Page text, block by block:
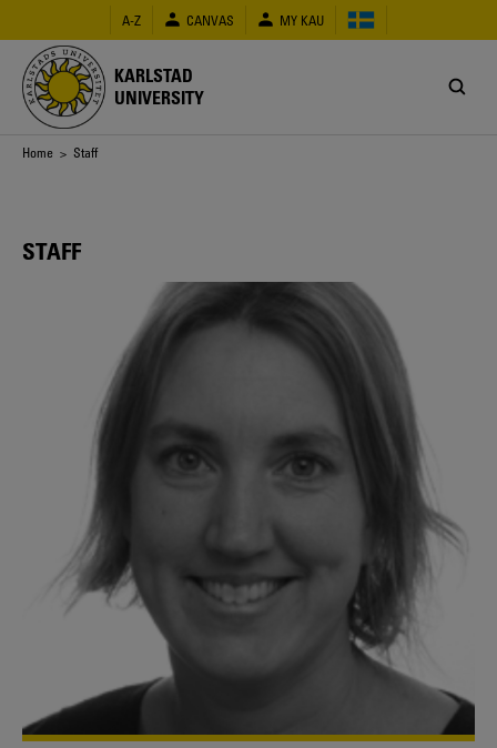
main
content
A-Z CANVAS MY KAU
KARLSTAD
UNIVERSITY
Breadcrumb
Home > Staff
STAFF